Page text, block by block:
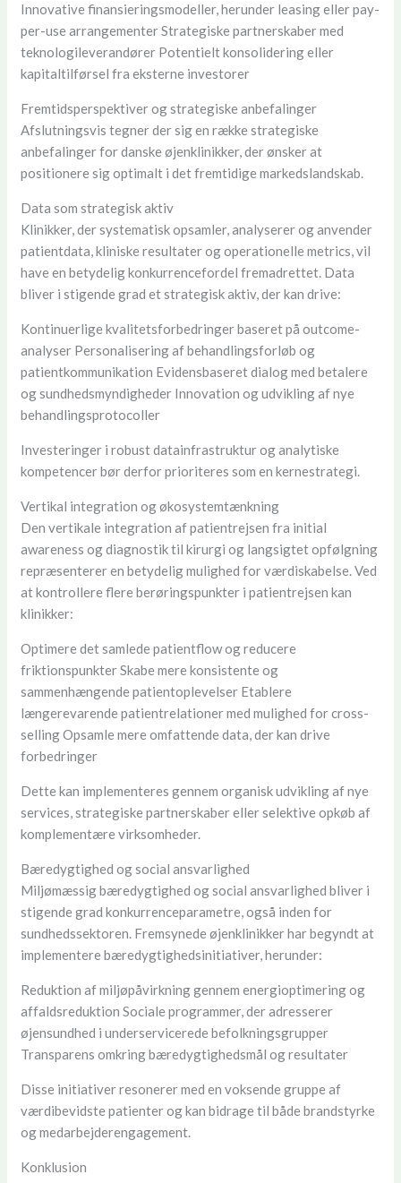
Innovative finansieringsmodeller, herunder leasing eller pay-
per-use arrangementer Strategiske partnerskaber med
teknologileverandører Potentielt konsolidering eller
kapitaltilførsel fra eksterne investorer
Fremtidsperspektiver og strategiske anbefalinger
Afslutningsvis tegner der sig en række strategiske
anbefalinger for danske øjenklinikker, der ønsker at
positionere sig optimalt i det fremtidige markedslandskab.
Data som strategisk aktiv
Klinikker, der systematisk opsamler, analyserer og anvender
patientdata, kliniske resultater og operationelle metrics, vil
have en betydelig konkurrencefordel fremadrettet. Data
bliver i stigende grad et strategisk aktiv, der kan drive:
Kontinuerlige kvalitetsforbedringer baseret på outcome-
analyser Personalisering af behandlingsforløb og
patientkommunikation Evidensbaseret dialog med betalere
og sundhedsmyndigheder Innovation og udvikling af nye
behandlingsprotocoller
Investeringer i robust datainfrastruktur og analytiske
kompetencer bør derfor prioriteres som en kernestrategi.
Vertikal integration og økosystemtænkning
Den vertikale integration af patientrejsen fra initial
awareness og diagnostik til kirurgi og langsigtet opfølgning
repræsenterer en betydelig mulighed for værdiskabelse. Ved
at kontrollere flere berøringspunkter i patientrejsen kan
klinikker:
Optimere det samlede patientflow og reducere
friktionspunkter Skabe mere konsistente og
sammenhængende patientoplevelser Etablere
længerevarende patientrelationer med mulighed for cross-
selling Opsamle mere omfattende data, der kan drive
forbedringer
Dette kan implementeres gennem organisk udvikling af nye
services, strategiske partnerskaber eller selektive opkøb af
komplementære virksomheder.
Bæredygtighed og social ansvarlighed
Miljømæssig bæredygtighed og social ansvarlighed bliver i
stigende grad konkurrenceparametre, også inden for
sundhedssektoren. Fremsynede øjenklinikker har begyndt at
implementere bæredygtighedsinitiativer, herunder:
Reduktion af miljøpåvirkning gennem energioptimering og
affaldsreduktion Sociale programmer, der adresserer
øjensundhed i underservicerede befolkningsgrupper
Transparens omkring bæredygtighedsmål og resultater
Disse initiativer resonerer med en voksende gruppe af
værdibevidste patienter og kan bidrage til både brandstyrke
og medarbejderengagement.
Konklusion